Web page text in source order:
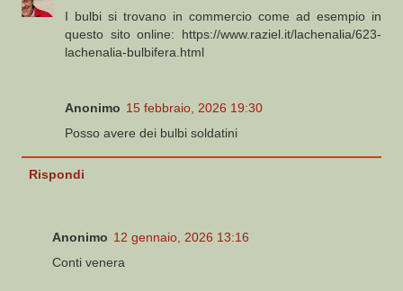
I bulbi si trovano in commercio come ad esempio in
questo sito online: https://www.raziel.it/lachenalia/623-
lachenalia-bulbifera.html
Anonimo 15 febbraio, 2026 19:30
Posso avere dei bulbi soldatini
Rispondi
Anonimo 12 gennaio, 2026 13:16
Conti venera